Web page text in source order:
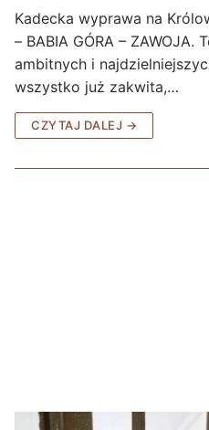
Kadecka wyprawa na
– BABIA GÓRA – ZAWOJA.
ambitnych i
wszystko już zakwita,…
CZYTAJ DALEJ →